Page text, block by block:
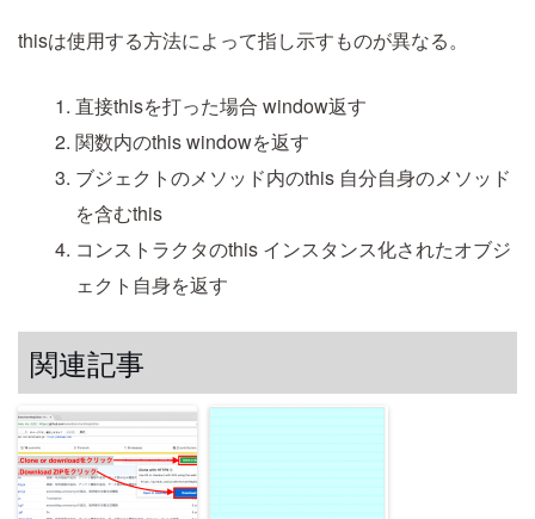
thisは使用する方法によって指し示すものが異なる。
直接thisを打った場合 window返す
関数内のthiswindowを返す
ブジェクトのメソッド内のthis 自分自身のメソッド
を含むthis
コンストラクタのthis インスタンス化されたオブジ
ェクト自身を返す
関連記事